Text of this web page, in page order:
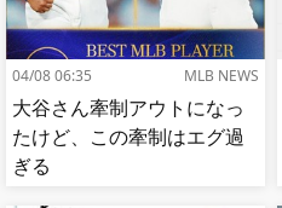
04/08 06:35 MLB NEWS
大谷さん牽制アウトになっ
たけど、この牽制はエグ過
ぎる